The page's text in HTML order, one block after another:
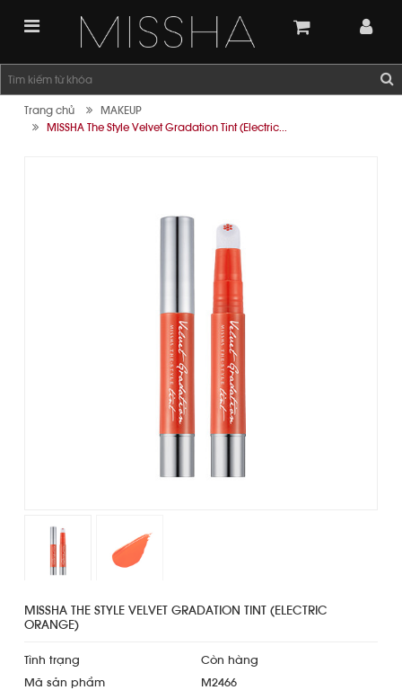
Trang chủ
MAKEUP
MISSHA The Style Velvet Gradation Tint (Electric...
MISSHA THE STYLE VELVET GRADATION TINT (ELECTRIC
ORANGE)
Tình trạng
Còn hàng
Mã sản phẩm
M2466